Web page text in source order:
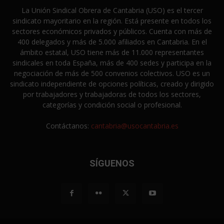
La Unión Sindical Obrera de Cantabria (USO) es el tercer
sindicato mayoritario en la región. Está presente en todos los
sectores económicos privados y públicos. Cuenta con más de
400 delegados y más de 5.000 afiliados en Cantabria. En el
ámbito estatal, USO tiene más de 11.000 representantes
sindicales en toda España, más de 400 sedes y participa en la
negociación de más de 500 convenios colectivos. USO es un
sindicato independiente de opciones políticas, creado y dirigido
por trabajadores y trabajadoras de todos los sectores,
categorías y condición social o profesional.
Contáctanos: cantabria@usocantabria.es
SÍGUENOS